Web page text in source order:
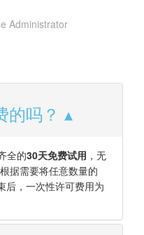
Administrator
的吗？
全的30天免费试用 ，无
据需要将任意数量的
后，一次性许可费用为